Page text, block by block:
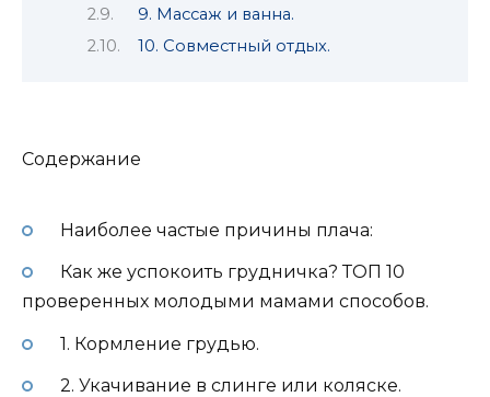
9. Массаж и ванна.
10. Совместный отдых.
Содержание
Наиболее частые причины плача:
Как же успокоить грудничка? ТОП 10
проверенных молодыми мамами способов.
1. Кормление грудью.
2. Укачивание в слинге или коляске.